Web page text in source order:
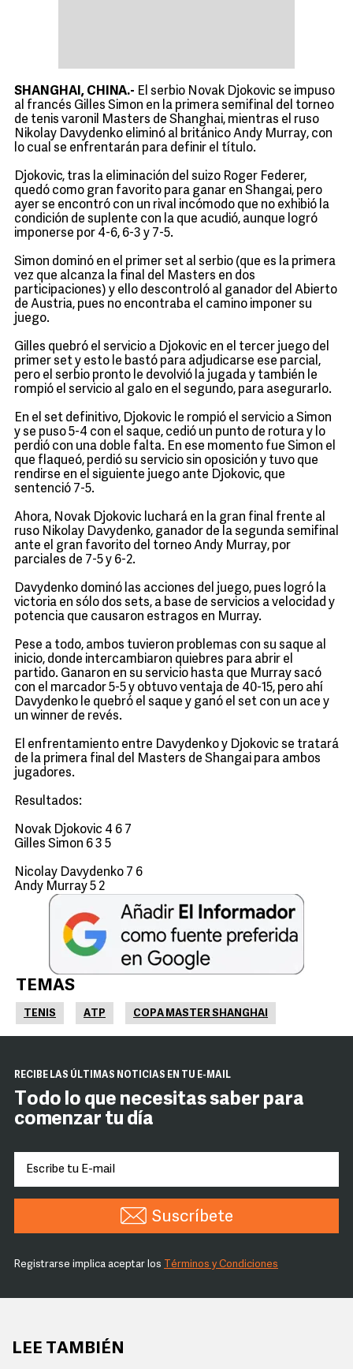
SHANGHAI, CHINA.- El serbio Novak Djokovic se impuso
al francés Gilles Simon en la primera semifinal del torneo
de tenis varonil Masters de Shanghai, mientras el ruso
Nikolay Davydenko eliminó al británico Andy Murray, con
lo cual se enfrentarán para definir el título.
Djokovic, tras la eliminación del suizo Roger Federer,
quedó como gran favorito para ganar en Shangai, pero
ayer se encontró con un rival incómodo que no exhibió la
condición de suplente con la que acudió, aunque logró
imponerse por 4-6, 6-3 y 7-5.
Simon dominó en el primer set al serbio (que es la primera
vez que alcanza la final del Masters en dos
participaciones) y ello descontroló al ganador del Abierto
de Austria, pues no encontraba el camino imponer su
juego.
Gilles quebró el servicio a Djokovic en el tercer juego del
primer set y esto le bastó para adjudicarse ese parcial,
pero el serbio pronto le devolvió la jugada y también le
rompió el servicio al galo en el segundo, para asegurarlo.
En el set definitivo, Djokovic le rompió el servicio a Simon
y se puso 5-4 con el saque, cedió un punto de rotura y lo
perdió con una doble falta. En ese momento fue Simon el
que flaqueó, perdió su servicio sin oposición y tuvo que
rendirse en el siguiente juego ante Djokovic, que
sentenció 7-5.
Ahora, Novak Djokovic luchará en la gran final frente al
ruso Nikolay Davydenko, ganador de la segunda semifinal
ante el gran favorito del torneo Andy Murray, por
parciales de 7-5 y 6-2.
Davydenko dominó las acciones del juego, pues logró la
victoria en sólo dos sets, a base de servicios a velocidad y
potencia que causaron estragos en Murray.
Pese a todo, ambos tuvieron problemas con su saque al
inicio, donde intercambiaron quiebres para abrir el
partido. Ganaron en su servicio hasta que Murray sacó
con el marcador 5-5 y obtuvo ventaja de 40-15, pero ahí
Davydenko le quebró el saque y ganó el set con un ace y
un winner de revés.
El enfrentamiento entre Davydenko y Djokovic se tratará
de la primera final del Masters de Shangai para ambos
jugadores.
Resultados:
Novak Djokovic 4 6 7
Gilles Simon 6 3 5
Nicolay Davydenko 7 6
Andy Murray 5 2
TEMAS
TENIS ATP COPA MASTER SHANGHAI
RECIBE LAS ÚLTIMAS NOTICIAS EN TU E-MAIL
Todo lo que necesitas saber para
comenzar tu día
Suscríbete
Registrarse implica aceptar los Términos y Condiciones
LEE TAMBIÉN